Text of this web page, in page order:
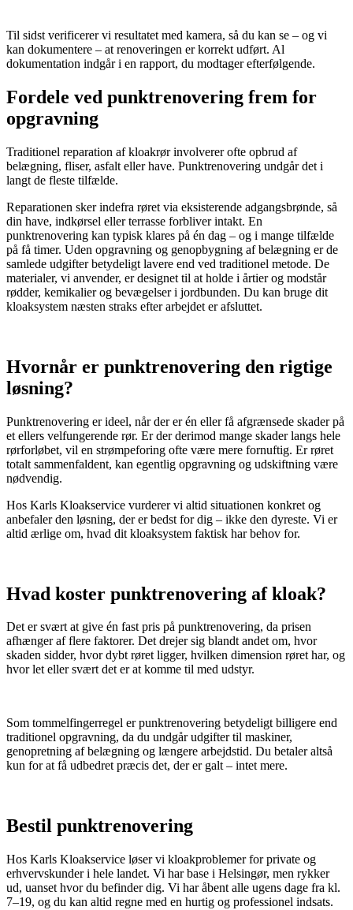
Til sidst verificerer vi resultatet med kamera, så du kan se – og vi
kan dokumentere – at renoveringen er korrekt udført. Al
dokumentation indgår i en rapport, du modtager efterfølgende.
Fordele ved punktrenovering frem for
opgravning
Traditionel reparation af kloakrør involverer ofte opbrud af
belægning, fliser, asfalt eller have. Punktrenovering undgår det i
langt de fleste tilfælde.
Reparationen sker indefra røret via eksisterende adgangsbrønde, så
din have, indkørsel eller terrasse forbliver intakt. En
punktrenovering kan typisk klares på én dag – og i mange tilfælde
på få timer. Uden opgravning og genopbygning af belægning er de
samlede udgifter betydeligt lavere end ved traditionel metode. De
materialer, vi anvender, er designet til at holde i årtier og modstår
rødder, kemikalier og bevægelser i jordbunden. Du kan bruge dit
kloaksystem næsten straks efter arbejdet er afsluttet.
Hvornår er punktrenovering den rigtige
løsning?
Punktrenovering er ideel, når der er én eller få afgrænsede skader på
et ellers velfungerende rør. Er der derimod mange skader langs hele
rørforløbet, vil en strømpeforing ofte være mere fornuftig. Er røret
totalt sammenfaldent, kan egentlig opgravning og udskiftning være
nødvendig.
Hos Karls Kloakservice vurderer vi altid situationen konkret og
anbefaler den løsning, der er bedst for dig – ikke den dyreste. Vi er
altid ærlige om, hvad dit kloaksystem faktisk har behov for.
Hvad koster punktrenovering af kloak?
Det er svært at give én fast pris på punktrenovering, da prisen
afhænger af flere faktorer. Det drejer sig blandt andet om, hvor
skaden sidder, hvor dybt røret ligger, hvilken dimension røret har, og
hvor let eller svært det er at komme til med udstyr.
Som tommelfingerregel er punktrenovering betydeligt billigere end
traditionel opgravning, da du undgår udgifter til maskiner,
genopretning af belægning og længere arbejdstid. Du betaler altså
kun for at få udbedret præcis det, der er galt – intet mere.
Bestil punktrenovering
Hos Karls Kloakservice løser vi kloakproblemer for private og
erhvervskunder i hele landet. Vi har base i Helsingør, men rykker
ud, uanset hvor du befinder dig. Vi har åbent alle ugens dage fra kl.
7–19, og du kan altid regne med en hurtig og professionel indsats.